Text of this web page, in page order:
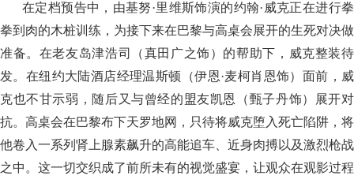
在定档预告中，由基努·里维斯饰演的约翰·威克正在进行拳
拳到肉的木桩训练，为接下来在巴黎与高桌会展开的生死对决做
准备。在老友岛津浩司（真田广之饰）的帮助下，威克整装待
发。在纽约大陆酒店经理温斯顿（伊恩·麦柯肖恩饰）面前，威
克也不甘示弱，随后又与曾经的盟友凯恩（甄子丹饰）展开对
抗。高桌会在巴黎布下天罗地网，只待将威克堕入死亡陷阱，将
他卷入一系列肾上腺素飙升的高能追车、近身肉搏以及激烈枪战
之中。这一切交织成了前所未有的视觉盛宴，让观众在观影过程